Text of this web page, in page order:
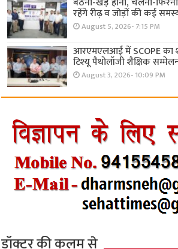
रहेंगे रीढ़ व जोड़ों की कई
August 5, 2026- 7:15 PM
आरएमएलआई में SCOPE का
टिश्यू पैथोलॉजी शैक्षिक
August 3, 2026- 10:09 PM
डॉक्टर की कलम से